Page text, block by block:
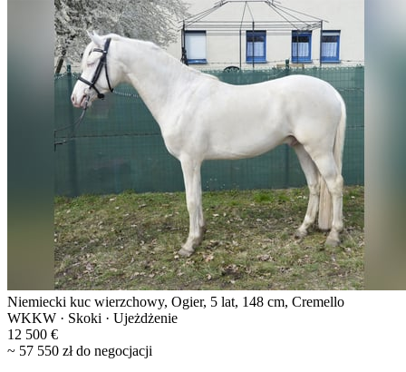
Niemiecki kuc wierzchowy, Ogier, 5 lat, 148 cm, Cremello
WKKW · Skoki · Ujeżdżenie
12 500 €
~ 57 550 zł do negocjacji